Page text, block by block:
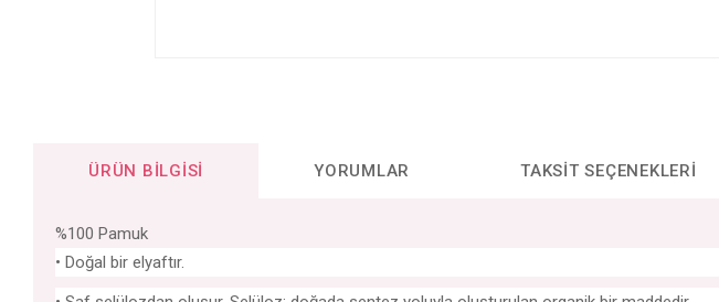
ÜRÜN BILGISI YORUMLAR TAKSIT SEÇENEKLERI
%100 Pamuk
• Doğal bir elyaftır.